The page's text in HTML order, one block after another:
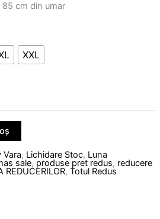
cm din umar
XXL
Vara, Lichidare Stoc, Luna
sale, produse pret redus, reducere
REDUCERILOR, Totul Redus